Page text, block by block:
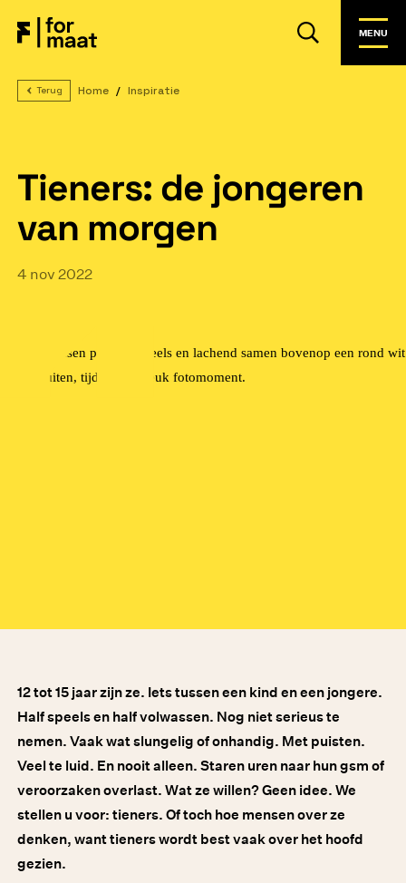
MENU
Terug Home Inspiratie
Tieners: de jongeren
van morgen
4 nov 2022
12 tot 15 jaar zijn ze. Iets tussen een kind en een jongere.
Half speels en half volwassen. Nog niet serieus te
nemen. Vaak wat slungelig of onhandig. Met puisten.
Veel te luid. En nooit alleen. Staren uren naar hun gsm of
veroorzaken overlast. Wat ze willen? Geen idee. We
stellen u voor: tieners. Of toch hoe mensen over ze
denken, want tieners wordt best vaak over het hoofd
gezien.